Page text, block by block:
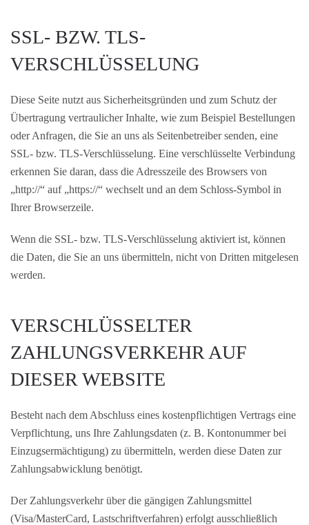
SSL- BZW. TLS-
VERSCHLÜSSELUNG
Diese Seite nutzt aus Sicherheitsgründen und zum Schutz der
Übertragung vertraulicher Inhalte, wie zum Beispiel Bestellungen
oder Anfragen, die Sie an uns als Seitenbetreiber senden, eine
SSL- bzw. TLS-Verschlüsselung. Eine verschlüsselte Verbindung
erkennen Sie daran, dass die Adresszeile des Browsers von
„http://“ auf „https://“ wechselt und an dem Schloss-Symbol in
Ihrer Browserzeile.
Wenn die SSL- bzw. TLS-Verschlüsselung aktiviert ist, können
die Daten, die Sie an uns übermitteln, nicht von Dritten mitgelesen
werden.
VERSCHLÜSSELTER
ZAHLUNGSVERKEHR AUF
DIESER WEBSITE
Besteht nach dem Abschluss eines kostenpflichtigen Vertrags eine
Verpflichtung, uns Ihre Zahlungsdaten (z. B. Kontonummer bei
Einzugsermächtigung) zu übermitteln, werden diese Daten zur
Zahlungsabwicklung benötigt.
Der Zahlungsverkehr über die gängigen Zahlungsmittel
(Visa/MasterCard, Lastschriftverfahren) erfolgt ausschließlich